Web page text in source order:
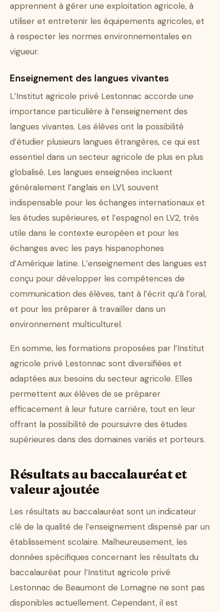
apprennent à gérer une exploitation agricole, à
utiliser et entretenir les équipements agricoles, et
à respecter les normes environnementales en
vigueur.
Enseignement des langues vivantes
L’Institut agricole privé Lestonnac accorde une
importance particulière à l’enseignement des
langues vivantes. Les élèves ont la possibilité
d’étudier plusieurs langues étrangères, ce qui est
essentiel dans un secteur agricole de plus en plus
globalisé. Les langues enseignées incluent
généralement l’anglais en LV1, souvent
indispensable pour les échanges internationaux et
les études supérieures, et l’espagnol en LV2, très
utile dans le contexte européen et pour les
échanges avec les pays hispanophones
d’Amérique latine. L’enseignement des langues est
conçu pour développer les compétences de
communication des élèves, tant à l’écrit qu’à l’oral,
et pour les préparer à travailler dans un
environnement multiculturel.
En somme, les formations proposées par l’Institut
agricole privé Lestonnac sont diversifiées et
adaptées aux besoins du secteur agricole. Elles
permettent aux élèves de se préparer
efficacement à leur future carrière, tout en leur
offrant la possibilité de poursuivre des études
supérieures dans des domaines variés et porteurs.
Résultats au baccalauréat et
valeur ajoutée
Les résultats au baccalauréat sont un indicateur
clé de la qualité de l’enseignement dispensé par un
établissement scolaire. Malheureusement, les
données spécifiques concernant les résultats du
baccalauréat pour l’Institut agricole privé
Lestonnac de Beaumont de Lomagne ne sont pas
disponibles actuellement. Cependant, il est